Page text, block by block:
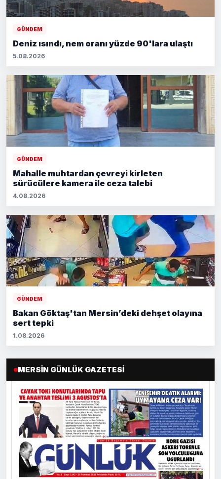
GÜNDEM
Deniz ısındı, nem oranı yüzde 90'lara ulaştı
5.08.2026
GÜNDEM
Mahalle muhtardan çevreyi kirleten
sürücülere kamera ile ceza talebi
4.08.2026
GÜNDEM
Bakan Göktaş'tan Mersin’deki dehşet olayına
sert tepki
1.08.2026
MERSIN GÜNLÜK GAZETESI